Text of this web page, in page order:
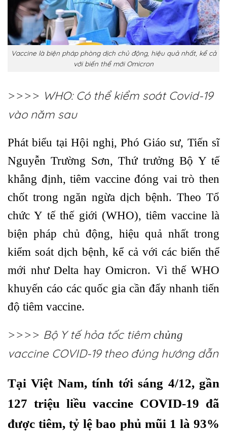
Vaccine là biện pháp phòng dịch chủ động, hiệu quả nhất, kể cả
với biến thể mới Omicron
>>>> WHO: Có thể kiểm soát Covid-19
vào năm sau
Phát biểu tại Hội nghị, Phó Giáo sư, Tiến sĩ
Nguyễn Trường Sơn, Thứ trưởng Bộ Y tế
khẳng định, tiêm vaccine đóng vai trò then
chốt trong ngăn ngừa dịch bệnh. Theo Tổ
chức Y tế thế giới (WHO), tiêm vaccine là
biện pháp chủ động, hiệu quả nhất trong
kiểm soát dịch bệnh, kể cả với các biến thể
mới như Delta hay Omicron. Vì thế WHO
khuyến cáo các quốc gia cần đẩy nhanh tiến
độ tiêm vaccine.
>>>> Bộ Y tế hỏa tốc tiêm chủng
vaccine COVID-19 theo đúng hướng dẫn
Tại Việt Nam, tính tới sáng 4/12, gần
127 triệu liều vaccine COVID-19 đã
được tiêm, tỷ lệ bao phủ mũi 1 là 93%